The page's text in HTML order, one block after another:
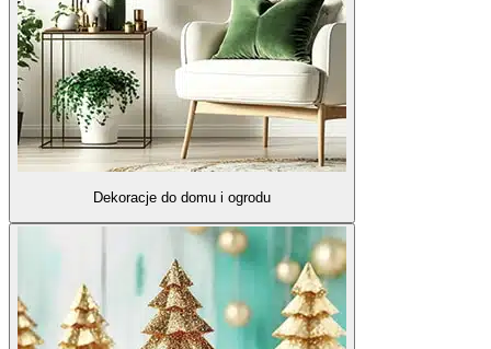
Dekoracje do domu i ogrodu